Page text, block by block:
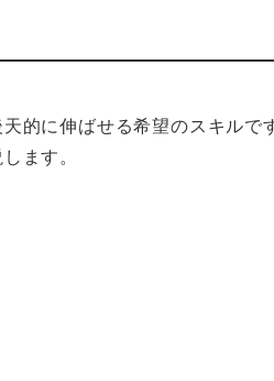
に伸ばせる希望のスキルで
ます。